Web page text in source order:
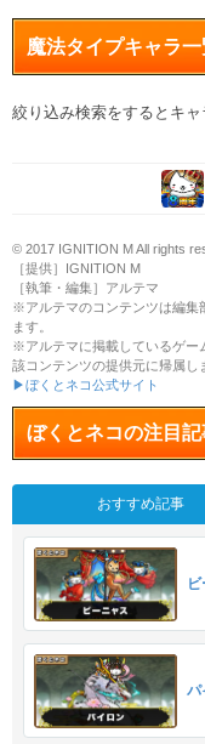
魔法タイプキャラ一
絞り込み検索をするとキャ
© 2017 IGNITION M All rights
［提供］IGNITION M
［執筆・編集］アルテマ
※アルテマのコンテンツは編集
ます。
※アルテマに掲載しているゲー
該コンテンツの提供元に帰属し
▶ぼくとネコ公式サイト
ぼくとネコの注目記
おすすめ記事
パ